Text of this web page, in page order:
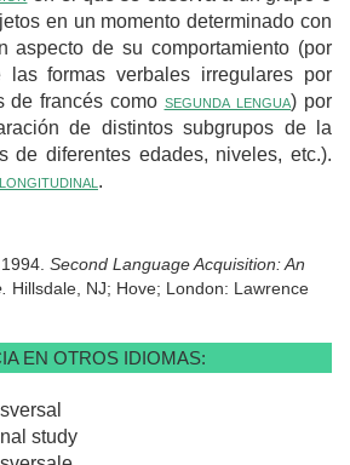
en un momento determinado con
aspecto de su comportamiento (por
formas verbales irregulares por
de francés como segunda lengua) por
de distintos subgrupos de la
de diferentes edades, niveles, etc.).
.
Second Language Acquisition: An
Hillsdale, NJ; Hove; London: Lawrence
EN OTROS IDIOMAS:
study